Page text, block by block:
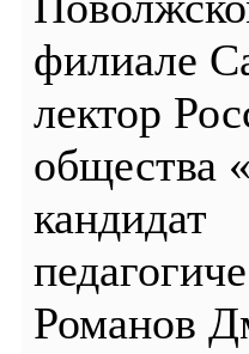
филиале
лектор
общества
кандидат
Романов